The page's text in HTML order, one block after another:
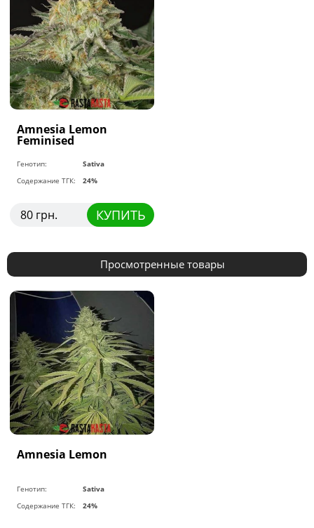
Amnesia Lemon
Feminised
Генотип:
Sativa
Содержание ТГК:
24%
80 грн. КУПИТЬ
Просмотренные товары
Amnesia Lemon
Генотип:
Sativa
Содержание ТГК:
24%